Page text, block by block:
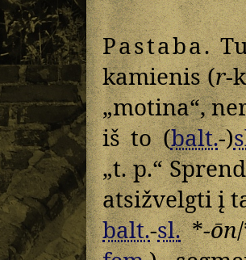
Pastaba.
kamienis (r-
„motina“,
iš to (balt.-)
„t. p.“
atsižvelgti į
balt.-sl.*-ōn